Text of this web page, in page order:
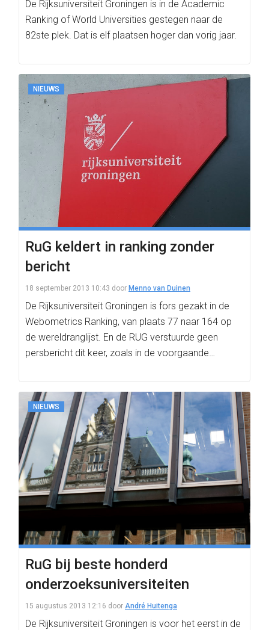
De Rijksuniversiteit Groningen is in de Academic
Ranking of World Universities gestegen naar de
82ste plek. Dat is elf plaatsen hoger dan vorig jaar.
NIEUWS
RuG keldert in ranking zonder
bericht
18 september 2013 10:43 door Menno van Duinen
De Rijksuniversiteit Groningen is fors gezakt in de
Webometrics Ranking, van plaats 77 naar 164 op
de wereldranglijst. En de RUG verstuurde geen
persbericht dit keer, zoals in de voorgaande…
NIEUWS
RuG bij beste honderd
onderzoeksuniversiteiten
15 augustus 2013 12:16 door André Huitenga
De Rijksuniversiteit Groningen is voor het eerst in de